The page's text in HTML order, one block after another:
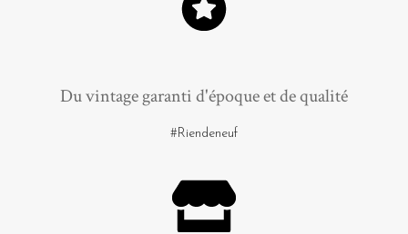
Du vintage garanti d'époque et de qualité
#Riendeneuf